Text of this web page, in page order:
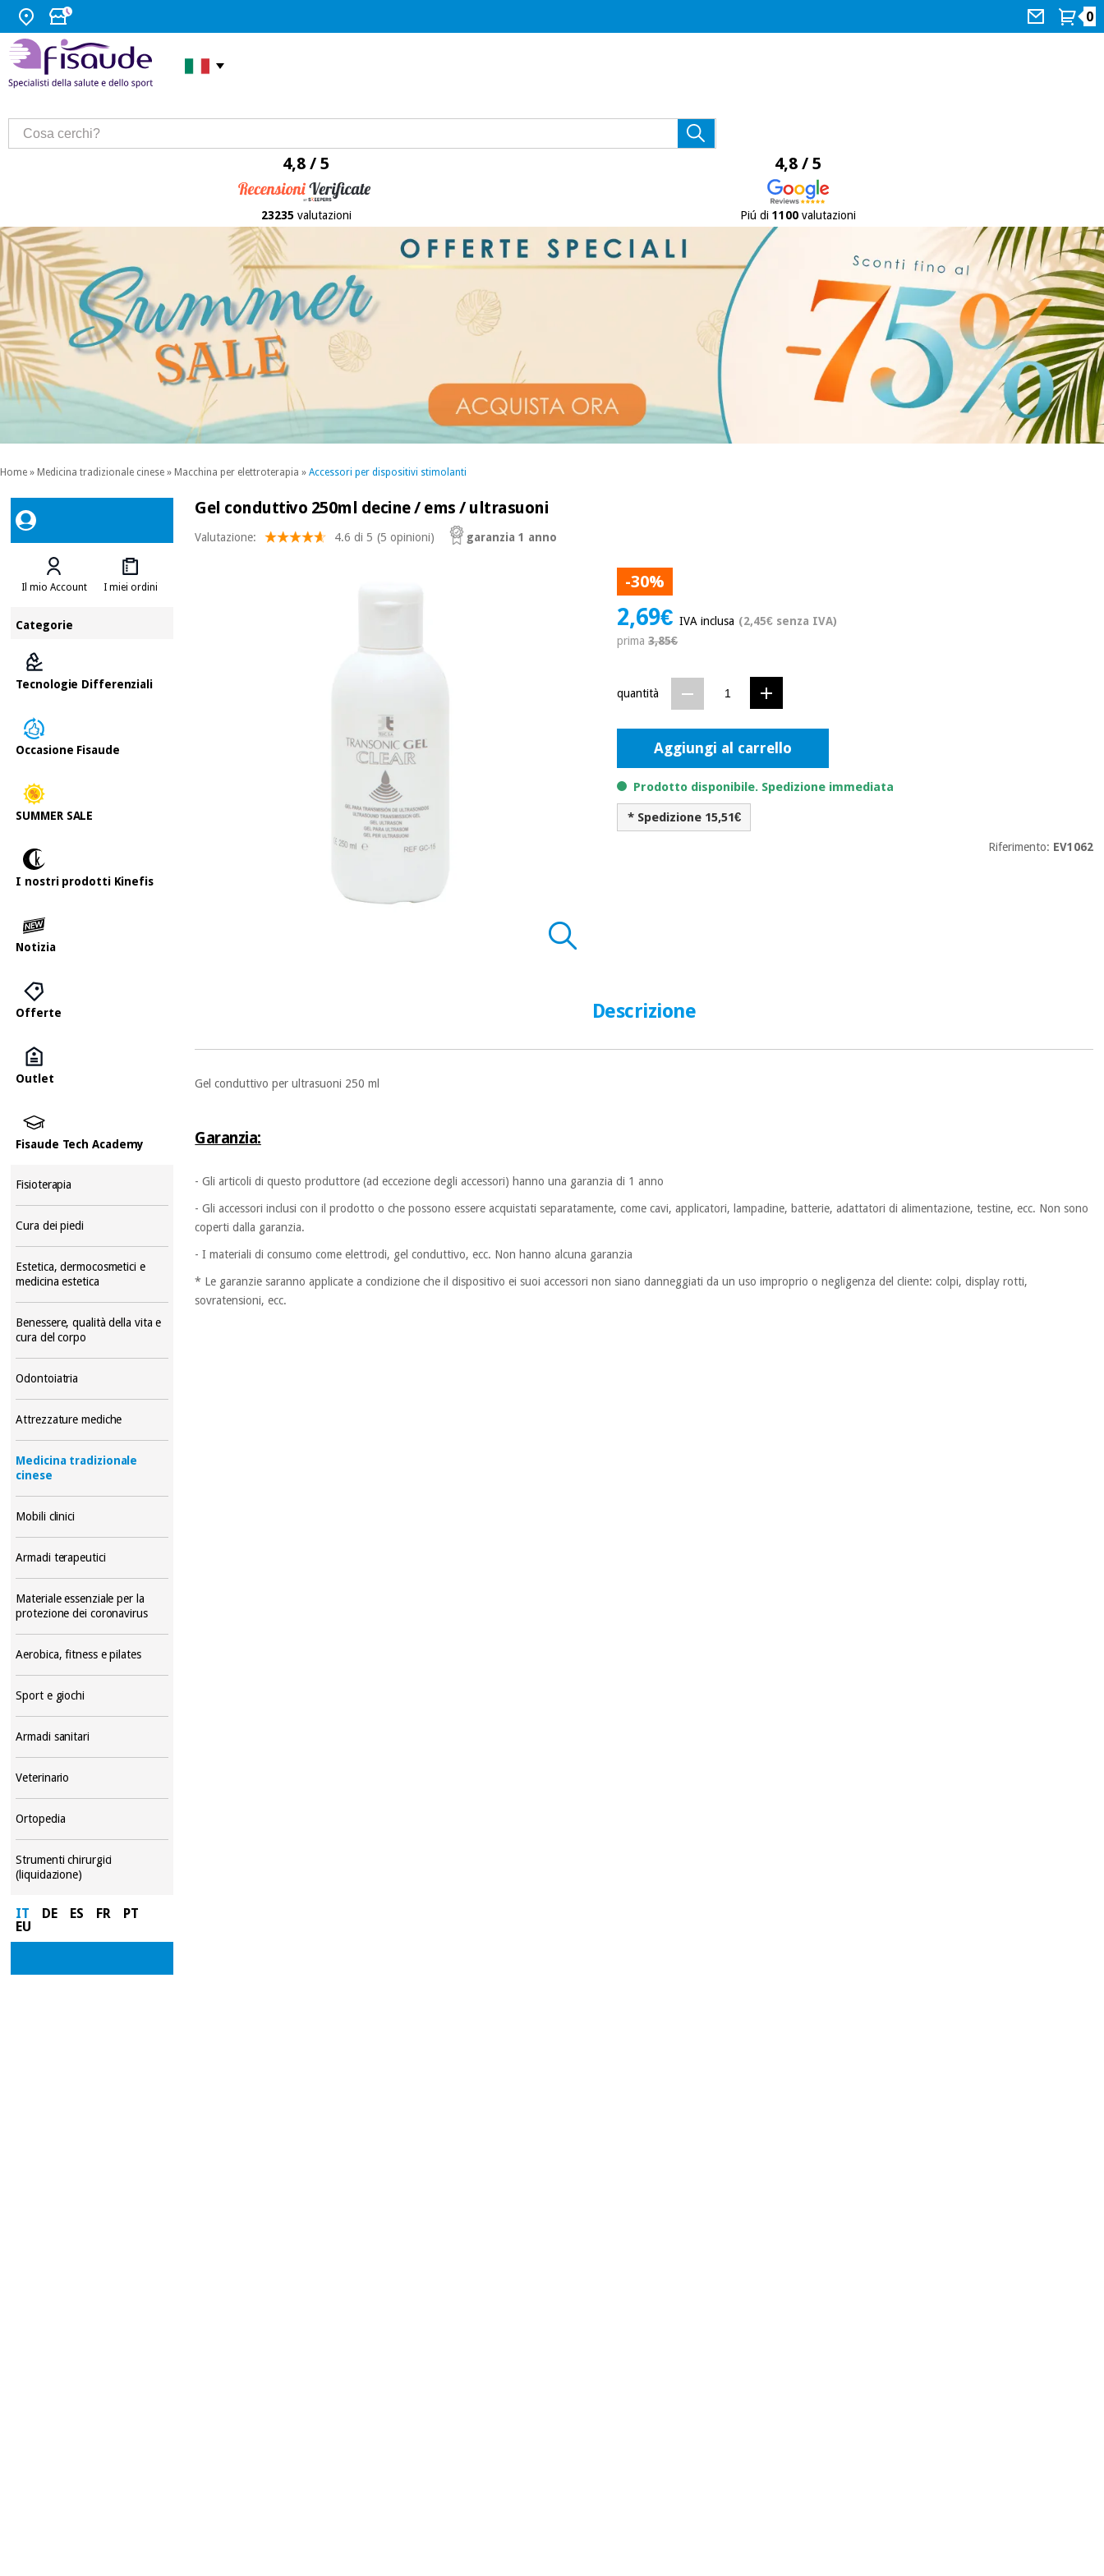
0
4,8 / 5
23235 valutazioni
4,8 / 5
Piú di 1100valutazioni
Home » Medicina tradizionale cinese » Macchina per elettroterapia » Accessori per dispositivi stimolanti
Il mio Account I miei ordini
Categorie
Tecnologie Differenziali
Occasione Fisaude
SUMMER SALE
I nostri prodotti Kinefis
Notizia
Offerte
Outlet
Fisaude Tech Academy
Fisioterapia
Cura dei piedi
Estetica, dermocosmetici e
medicina estetica
Benessere, qualità della vita e
cura del corpo
Odontoiatria
Attrezzature mediche
Medicina tradizionale
cinese
Mobili clinici
Armadi terapeutici
Materiale essenziale per la
protezione dei coronavirus
Aerobica, fitness e pilates
Sport e giochi
Armadi sanitari
Veterinario
Ortopedia
Strumenti chirurgici
(liquidazione)
IT DE ES FR
PT
EU
Gel conduttivo 250ml decine / ems / ultrasuoni
Valutazione: 4.6 di 5 (5 opinioni) garanzia 1 anno
-30%
2,69€IVA inclusa (2,45€ senza IVA)
prima3,85€
quantità
Aggiungi al carrello
Prodotto disponibile. Spedizione immediata
* Spedizione 15,51€
Riferimento: EV1062
Descrizione
Gel conduttivo per ultrasuoni 250 ml
Garanzia:
- Gli articoli di questo produttore (ad eccezione degli accessori) hanno una garanzia di 1 anno
- Gli accessori inclusi con il prodotto o che possono essere acquistati separatamente, come cavi, applicatori, lampadine, batterie, adattatori di alimentazione, testine, ecc. Non sono
coperti dalla garanzia.
- I materiali di consumo come elettrodi, gel conduttivo, ecc. Non hanno alcuna garanzia
* Le garanzie saranno applicate a condizione che il dispositivo ei suoi accessori non siano danneggiati da un uso improprio o negligenza del cliente: colpi, display rotti,
sovratensioni, ecc.